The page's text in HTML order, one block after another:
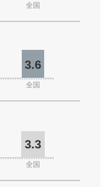
全国
3.6
全国
3.3
全国